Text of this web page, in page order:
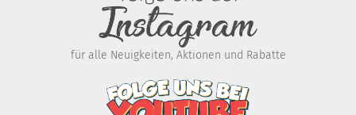
für alle Neuigkeiten, Aktionen und Rabatte